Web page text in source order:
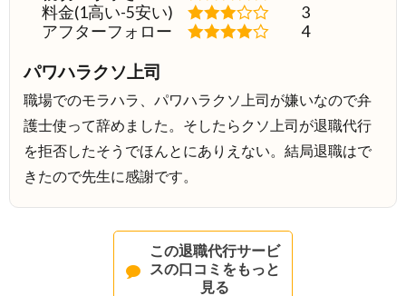
料金(1高い-5安い)
3
アフターフォロー
4
パワハラクソ上司
職場でのモラハラ、パワハラクソ上司が嫌いなので弁
護士使って辞めました。そしたらクソ上司が退職代行
を拒否したそうでほんとにありえない。結局退職はで
きたので先生に感謝です。
この退職代行サービ
スの口コミをもっと
見る